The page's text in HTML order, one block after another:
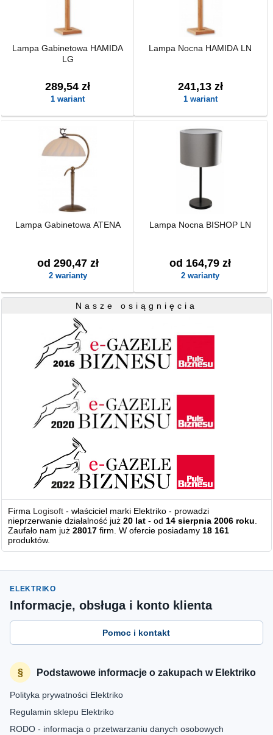
Lampa Gabinetowa HAMIDA
LG
289,54 zł
1 wariant
Lampa Nocna HAMIDA LN
241,13 zł
1 wariant
Lampa Gabinetowa ATENA
od 290,47 zł
2 warianty
Lampa Nocna BISHOP LN
od 164,79 zł
2 warianty
Nasze osiągnięcia
Firma Logisoft - właściciel marki Elektriko - prowadzi
nieprzerwanie działalność już20 lat - od14 sierpnia 2006 roku.
Zaufało nam już28017 firm. W ofercie posiadamy18 161
produktów.
ELEKTRIKO
Informacje, obsługa i konto klienta
Pomoc i kontakt
Podstawowe informacje o zakupach w Elektriko
Polityka prywatności Elektriko
Regulamin sklepu Elektriko
RODO - informacja o przetwarzaniu danych osobowych